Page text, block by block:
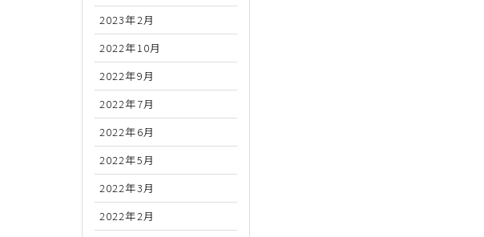
2023年2月
2022年10月
2022年9月
2022年7月
2022年6月
2022年5月
2022年3月
2022年2月